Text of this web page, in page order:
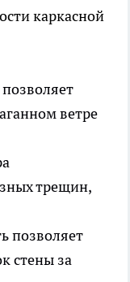
каркасной
ветре
трещин,
позволяет
стены за